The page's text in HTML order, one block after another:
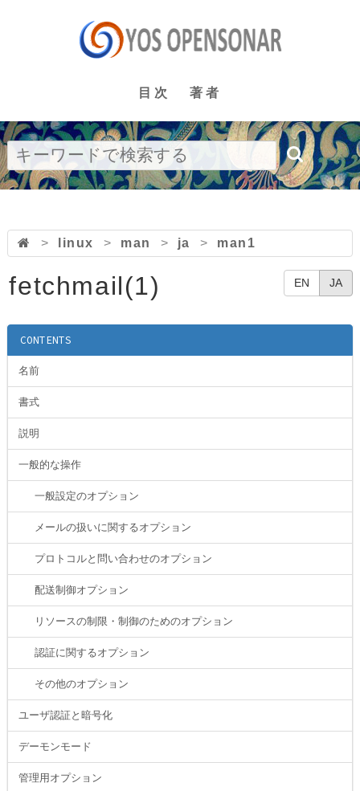
目次 著者
> linux > man > ja > man1
EN JA
fetchmail(1)
CONTENTS
名前
書式
説明
一般的な操作
一般設定のオプション
メールの扱いに関するオプション
プロトコルと問い合わせのオプション
配送制御オプション
リソースの制限・制御のためのオプション
認証に関するオプション
その他のオプション
ユーザ認証と暗号化
デーモンモード
管理用オプション